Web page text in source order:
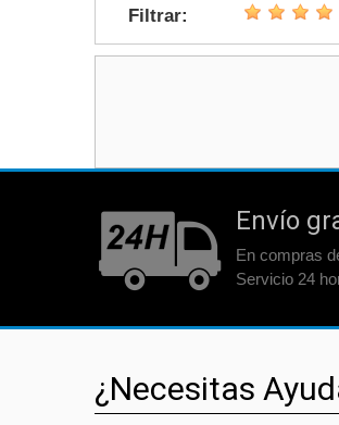
Filtrar:
Envío
En compras
Servicio 24
¿Necesitas